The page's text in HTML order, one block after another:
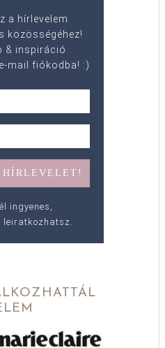
a hírlevelem
közösségéhez!
& inspiráció
mail fiókodba! :)
ingyenes,
leiratkozhatsz.